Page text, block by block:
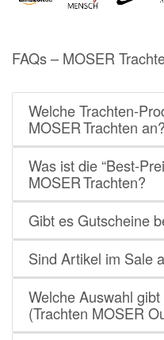
apodiscounter
Udemy
HappyKeks
Pets Deli
SNIPES
Click & Boat
Lidl
BOGNER
XXXLutz
FAQs – MOSER
Welche
MOSER Trachten an?
Was ist die
MOSER Trachten?
Gibt es Gutscheine
Sind Artikel im Sale
Welche Auswahl
(Trachten MOSER